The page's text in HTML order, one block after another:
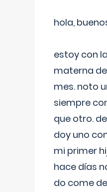
hola,
estoy con
materna
mes. noto
siempre
que otro.
doy uno
mi primer
hace días
do come